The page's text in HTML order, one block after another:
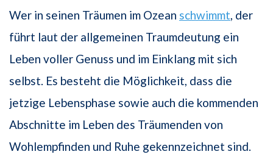
Wer in seinen Träumen im Ozean schwimmt , der
führt laut der allgemeinen Traumdeutung ein
Leben voller Genuss und im Einklang mit sich
selbst. Es besteht die Möglichkeit, dass die
jetzige Lebensphase sowie auch die kommenden
Abschnitte im Leben des Träumenden von
Wohlempfinden und Ruhe gekennzeichnet sind.